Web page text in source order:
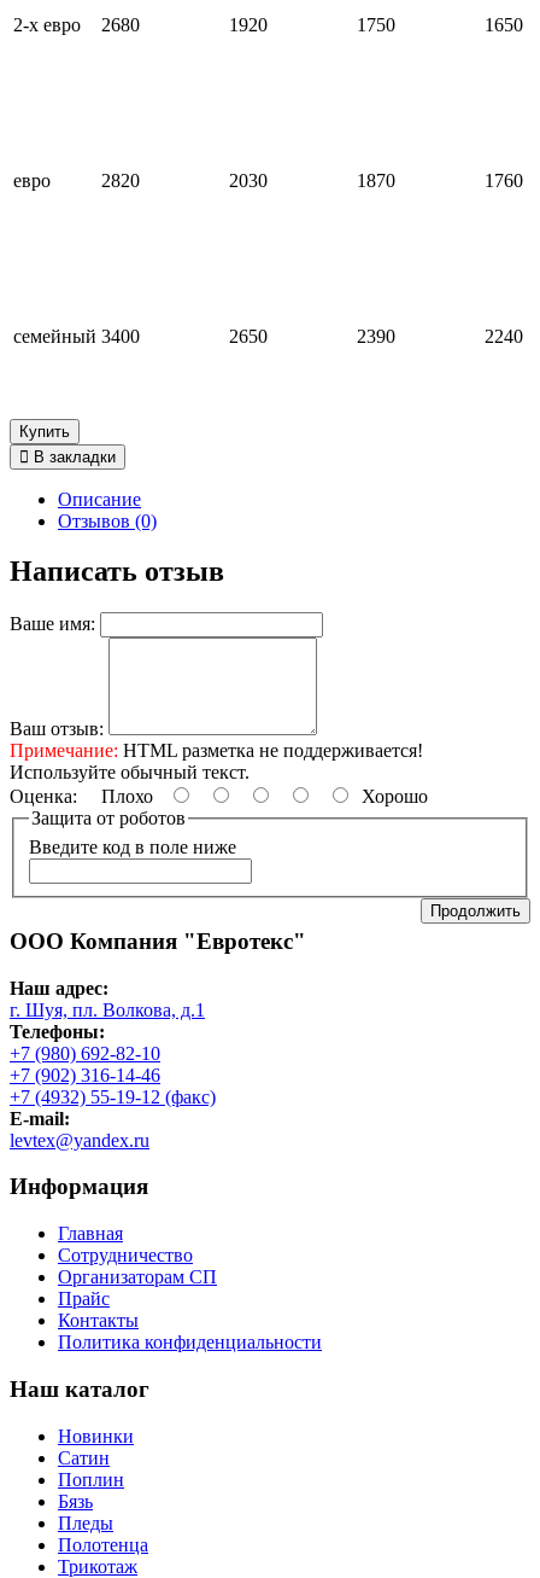
2-х евро 2680 1920 1750 1650
евро 2820 2030 1870 1760
семейный 3400 2650 2390 2240
Купить
В закладки
Описание
Отзывов (0)
Написать отзыв
Ваше имя:
Ваш отзыв:
Примечание: HTML разметка не поддерживается!
Используйте обычный текст.
Оценка: Плохо
Хорошо
Защита от роботов
Введите код в поле ниже
Продолжить
ООО Компания "Евротекс"
Наш адрес:
г. Шуя, пл. Волкова, д.1
Телефоны:
+7 (980) 692-82-10
+7 (902) 316-14-46
+7 (4932) 55-19-12 (факс)
E-mail:
levtex@yandex.ru
Информация
Главная
Сотрудничество
Организаторам СП
Прайс
Контакты
Политика конфиденциальности
Наш каталог
Новинки
Сатин
Поплин
Бязь
Пледы
Полотенца
Трикотаж